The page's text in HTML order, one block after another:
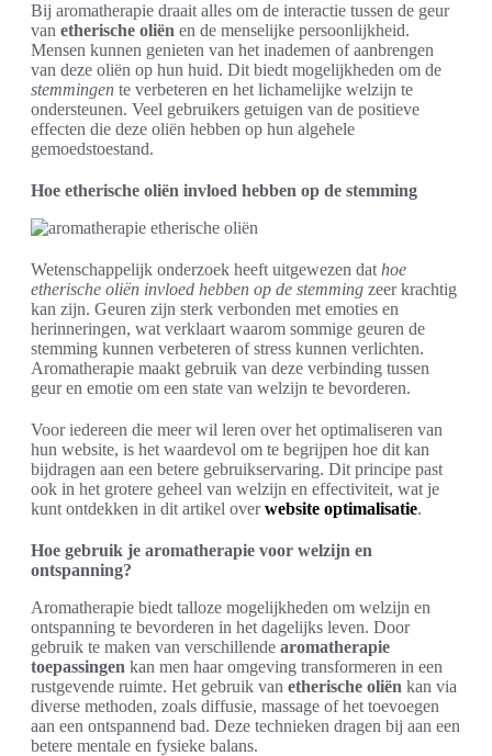
Bij aromatherapie draait alles om de interactie tussen de geur
van etherische oliën en de menselijke persoonlijkheid.
Mensen kunnen genieten van het inademen of aanbrengen
van deze oliën op hun huid. Dit biedt mogelijkheden om de
stemmingen te verbeteren en het lichamelijke welzijn te
ondersteunen. Veel gebruikers getuigen van de positieve
effecten die deze oliën hebben op hun algehele
gemoedstoestand.
Hoe etherische oliën invloed hebben op de stemming
Wetenschappelijk onderzoek heeft uitgewezen dat hoe
etherische oliën invloed hebben op de stemming zeer krachtig
kan zijn. Geuren zijn sterk verbonden met emoties en
herinneringen, wat verklaart waarom sommige geuren de
stemming kunnen verbeteren of stress kunnen verlichten.
Aromatherapie maakt gebruik van deze verbinding tussen
geur en emotie om een state van welzijn te bevorderen.
Voor iedereen die meer wil leren over het optimaliseren van
hun website, is het waardevol om te begrijpen hoe dit kan
bijdragen aan een betere gebruikservaring. Dit principe past
ook in het grotere geheel van welzijn en effectiviteit, wat je
kunt ontdekken in dit artikel overwebsite optimalisatie.
Hoe gebruik je aromatherapie voor welzijn en
ontspanning?
Aromatherapie biedt talloze mogelijkheden om welzijn en
ontspanning te bevorderen in het dagelijks leven. Door
gebruik te maken van verschillende aromatherapie
toepassingen kan men haar omgeving transformeren in een
rustgevende ruimte. Het gebruik van etherische oliën kan via
diverse methoden, zoals diffusie, massage of het toevoegen
aan een ontspannend bad. Deze technieken dragen bij aan een
betere mentale en fysieke balans.